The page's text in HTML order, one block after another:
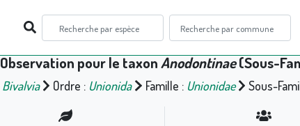
Observation pour le taxonAnodontinae(Sous-
Bivalvia Ordre : Unionida Famille : Unionidae Sous-